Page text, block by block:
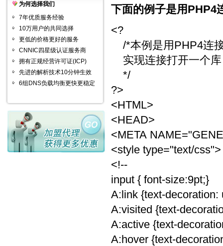
为何选择我们
7年优质服务经验
10万用户的共同选择
更低的价格更好的服务
CNNIC四星级认证服务商
拥有正规经营许可证(ICP)
先进的解析技术10分钟生效
6组DNS负载均衡更快更稳定
下面的例子是用PHP4
<?
/*本例是用PHP4连
实现连接打开一个库
*/
?>
<HTML>
<HEAD>
<META
<style type="text/css">
<!--
input { font-size:9pt;}
A:link {text-decoration:
A:visited {text-
A:active {text-
A:hover {text-